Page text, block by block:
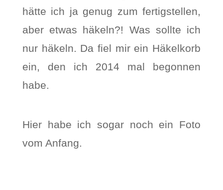
hätte ich ja genug zum fertigstellen,
aber etwas häkeln?! Was sollte ich
nur häkeln. Da fiel mir ein Häkelkorb
ein, den ich 2014 mal begonnen
habe.
Hier habe ich sogar noch ein Foto
vom Anfang.